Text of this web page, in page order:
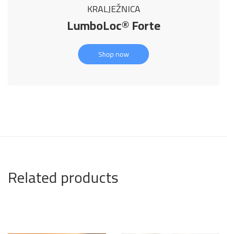
KRALJEŽNICA
LumboLoc® Forte
Shop now
Related products